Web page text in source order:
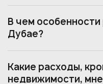
В чем
Дубае?
Какие расходы,
недвижимости,